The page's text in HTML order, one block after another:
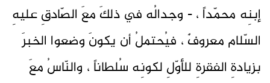
إبنِه محمّداً ، - وجدالُه في ذلكَ معَ الصّادقِ عليهِ
السّلام معروفٌ ، فيُحتملُ أن يكونَ وضعوا الخبرَ
بزيادةِ الفقرةِ للأوّلِ لكونِه سُلطاناً ، والنّاسُ معَ